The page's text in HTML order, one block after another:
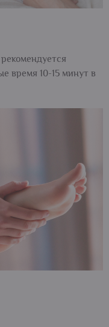
время 10-15 минут в